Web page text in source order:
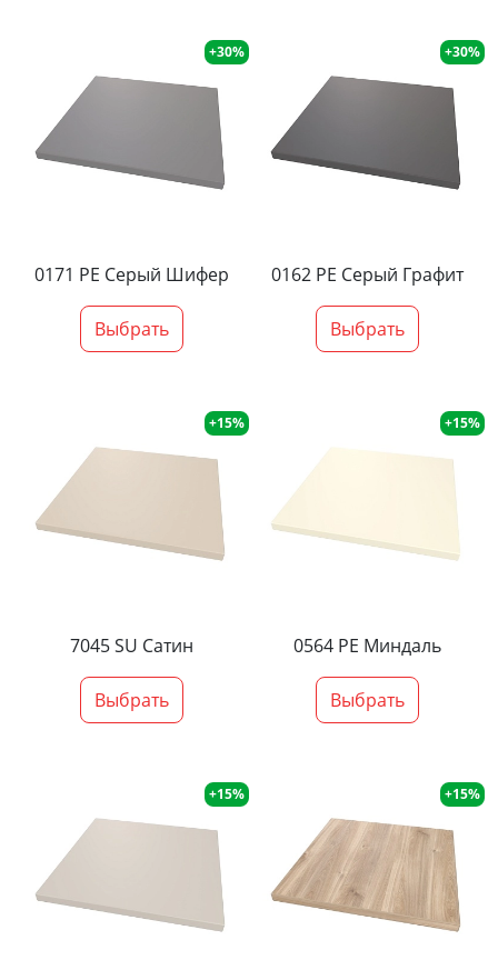
+30%
0171 PE Серый Шифер
Выбрать
+30%
0162 PE Серый Графит
Выбрать
+15%
7045 SU Сатин
Выбрать
+15%
0564 PE Миндаль
Выбрать
+15% +15%